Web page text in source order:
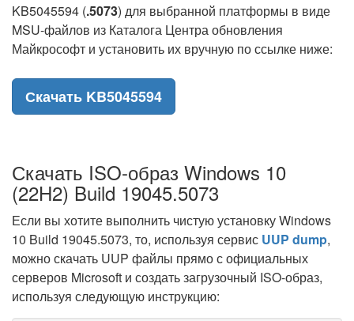
KB5045594 (.5073) для выбранной платформы в виде
MSU-файлов из Каталога Центра обновления
Майкрософт и установить их вручную по ссылке ниже:
Скачать KB5045594
Скачать ISO-образ Windows 10
(22H2) Build 19045.5073
Если вы хотите выполнить чистую установку Windows
10 Build 19045.5073, то, используя сервис UUP dump,
можно скачать UUP файлы прямо с официальных
серверов Microsoft и создать загрузочный ISO-образ,
используя следующую инструкцию: